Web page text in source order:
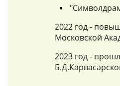
2022 год -
Московской
2023 год -